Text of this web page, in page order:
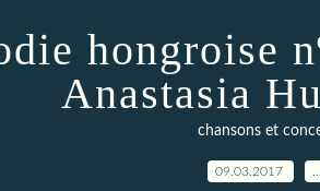
hongroise
Anastasia
chansons et
09.03.2017